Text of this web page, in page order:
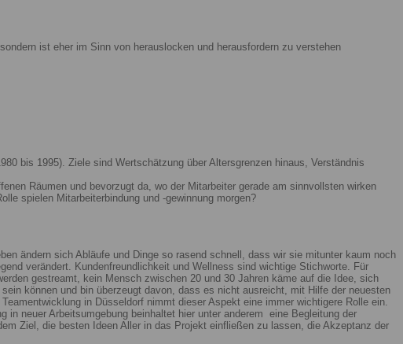
ist eher im Sinn von herauslocken und herausfordern zu verstehen
bis 1995). Ziele sind Wertschätzung über Altersgrenzen hinaus, Verständnis
Räumen und bevorzugt da, wo der Mitarbeiter gerade am sinnvollsten wirken
spielen Mitarbeiterbindung und -gewinnung morgen?
ändern sich Abläufe und Dinge so rasend schnell, dass wir sie mitunter kaum noch
verändert. Kundenfreundlichkeit und Wellness sind wichtige Stichworte. Für
gestreamt, kein Mensch zwischen 20 und 30 Jahren käme auf die Idee, sich
können und bin überzeugt davon, dass es nicht ausreicht, mit Hilfe der neuesten
in Düsseldorf nimmt dieser Aspekt eine immer wichtigere Rolle ein.
in neuer Arbeitsumgebung beinhaltet hier unter anderem eine Begleitung der
Ziel, die besten Ideen Aller in das Projekt einfließen zu lassen, die Akzeptanz der